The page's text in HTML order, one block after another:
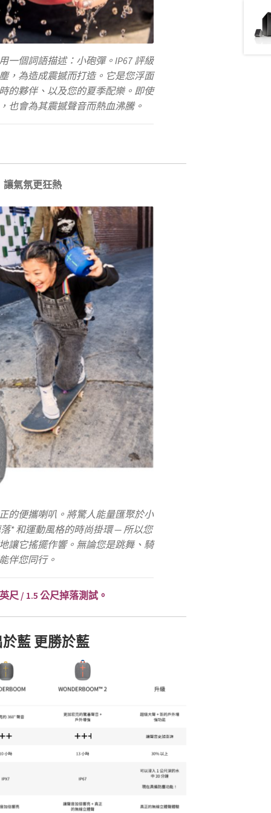
用一個詞語描述：小砲彈。IP67 評級
，為造成震撼而打造。它是您浮面
的夥伴、以及您的夏季配樂。即使
也會為其震撼聲音而熱血沸騰。
讓氣氛更狂熱
正的便攜喇叭。將驚人能量匯聚於小
* 和運動風格的時尚掛環 — 所以您
讓它搖擺作響。無論您是跳舞、騎
伴您同行。
尺 / 1.5 公尺掉落測試。
藍 更勝於藍